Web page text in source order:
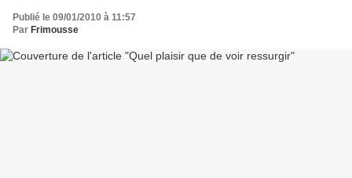
Publié le 09/01/2010 à 11:57
Par Frimousse